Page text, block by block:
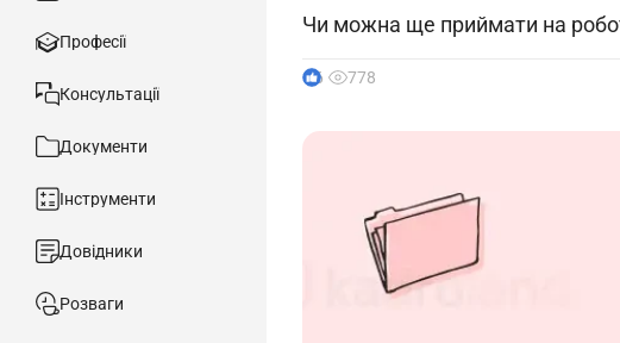
Професії
Консультації
Документи
Інструменти
Довідники
Розваги
Чи можна ще приймати на
6 778